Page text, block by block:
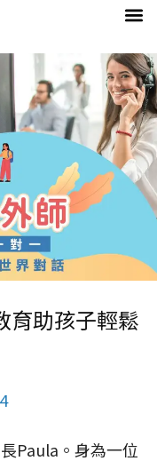
育助孩子輕鬆
Paula。身為一位